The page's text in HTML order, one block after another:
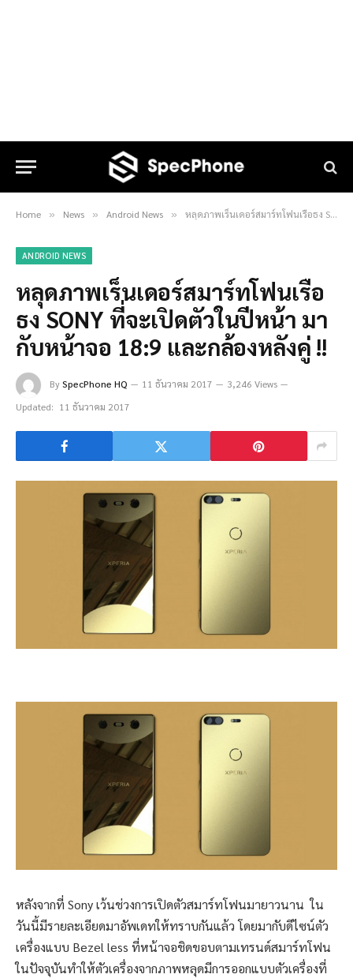
Home » News » Android News » หลุดภาพเร็นเดอร์สมาร์ทโฟนเรือธง SONY ที่จะเปิดตัวในปีหน้า มากับหน้าจอ 18:9 และกล้องหลังคู่ !!
ANDROID NEWS
หลุดภาพเร็นเดอร์สมาร์ทโฟนเรือ
ธง SONY ที่จะเปิดตัวในปีหน้า มา
กับหน้าจอ 18:9 และกล้องหลังคู่ !!
BySpecPhone HQ 11 ธันวาคม 2017
3,246 Views
Updated: 11 ธันวาคม 2017
หลังจากที่ Sony เว้นช่วงการเปิดตัวสมาร์ทโฟนมายาวนาน ใน
วันนี้มีรายละเอียดมาอัพเดทให้ทราบกันแล้ว โดยมากับดีไซน์ตัว
เครื่องแบบ Bezel less ที่หน้าจอชิดขอบตามเทรนด์สมาร์ทโฟน
ในปัจจุบันทำให้ตัวเครื่องจากภาพหลุดมีการออกแบบตัวเครื่องที่